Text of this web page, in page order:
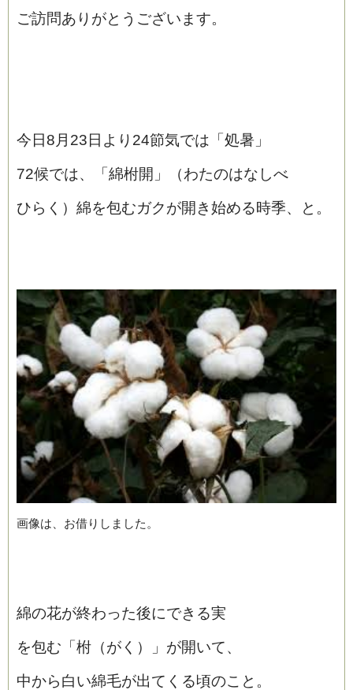
ご訪問ありがとうございます。
今日8月23日より24節気では「処暑」
72候では、「綿柎開」（わたのはなしべ
ひらく）綿を包むガクが開き始める時季、と。
画像は、お借りしました。
綿の花が終わった後にできる実
を包む「柎（がく）」が開いて、
中から白い綿毛が出てくる頃のこと。